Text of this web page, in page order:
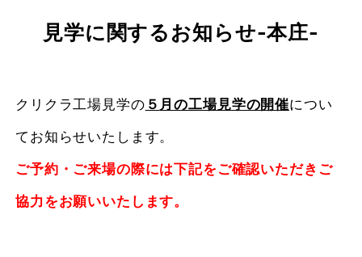
見学に関するお知らせ-本庄-
クリクラ工場見学の ５ 月の工場見学の開催につい
てお知らせいたします。
ご予約・ご来場の際には下記をご確認いただきご
協力をお願いいたします。